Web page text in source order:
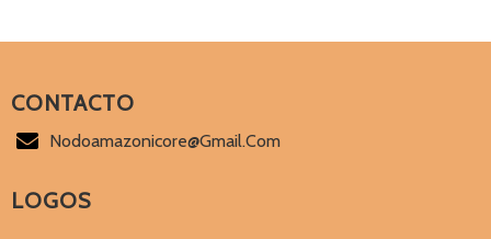
CONTACTO
Nodoamazonicore@gmail.com
LOGOS